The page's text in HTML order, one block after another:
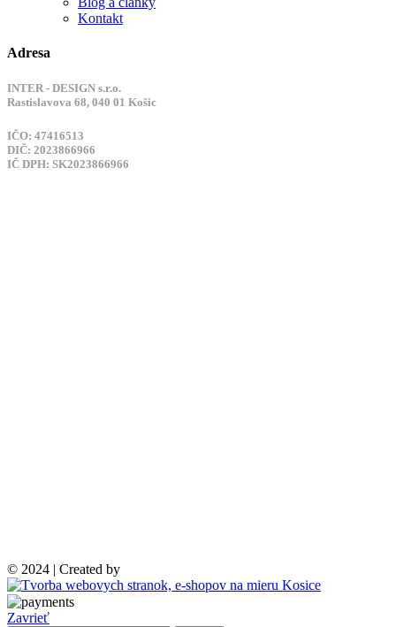
Kontakt
Adresa
INTER - DESIGN s.r.o.
Rastislavova 68, 040 01 Košic
IČO: 47416513
DIČ: 2023866966
IČ DPH: SK2023866966
© 2024 | Created by
Zavrieť